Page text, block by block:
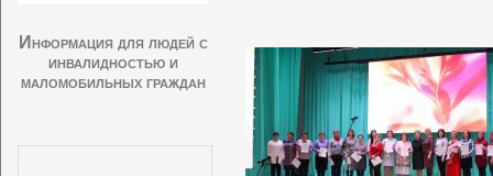
Информация для людей с
инвалидностью и
маломобильных граждан